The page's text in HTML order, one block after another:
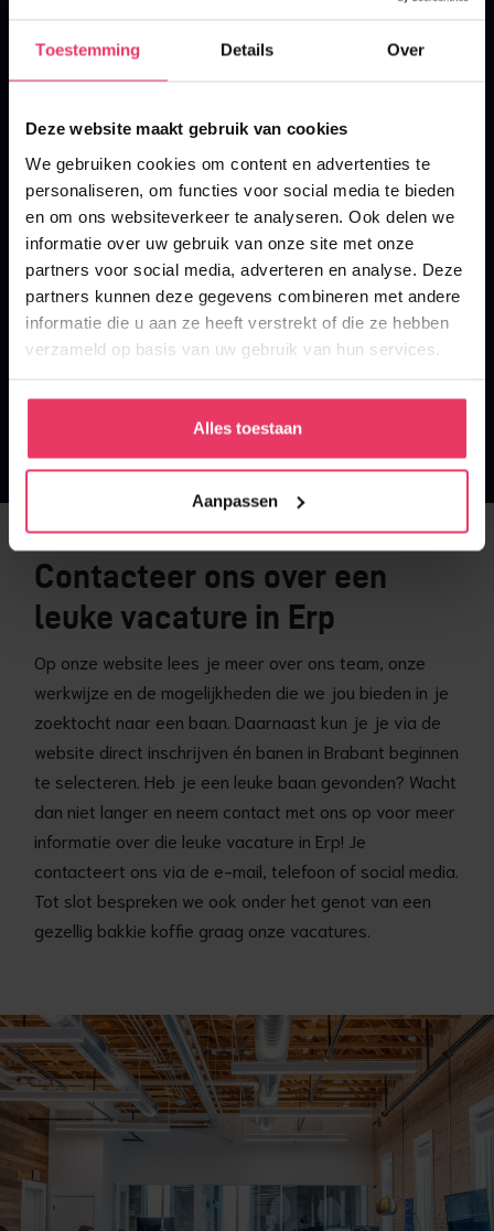
Toestemming Details Over
Deze website maakt gebruik van cookies
We gebruiken cookies om content en advertenties te
personaliseren, om functies voor social media te bieden
en om ons websiteverkeer te analyseren. Ook delen we
informatie over uw gebruik van onze site met onze
partners voor social media, adverteren en analyse. Deze
partners kunnen deze gegevens combineren met andere
informatie die u aan ze heeft verstrekt of die ze hebben
verzameld op basis van uw gebruik van hun services.
Alles toestaan
Aanpassen
Razend enthousiast over
vacatures in Erp?
Ben jij razend enthousiast geworden over die mogelijke
met jezelf voor te bereiden. Dit doe je niet alleen door een
profiel te maken op onze website of langs te komen op ons
kantoor, maar ook door onze sollicitatietips eens door te
lezen. Zo is je CV misschien aan een update toe en zijn er
wat simpele trucjes waarmee jij een goede indruk maakt
tijdens een eerste gesprek. Je vindt de sollicitatietips op
onze website. Tot slot bieden we bij Brabant Match
aan. Informeer hier naar als je hier interesse in hebt.
Contacteer ons over een
leuke vacature in Erp
Op onze website lees je meer over ons team, onze
werkwijze en de mogelijkheden die we jou bieden in je
zoektocht naar een baan. Daarnaast kun je je via de
website direct inschrijven én banen in Brabant beginnen
te selecteren. Heb je een leuke baan gevonden? Wacht
dan niet langer en neem contact met ons op voor meer
informatie over die leuke vacature in Erp! Je
contacteert ons via de e-mail, telefoon of social media.
Tot slot bespreken we ook onder het genot van een
gezellig bakkie koffie graag onze vacatures.